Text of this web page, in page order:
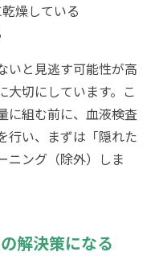
燥している
いと見逃す可能性が高
大切にしています。こ
に組む前に、血液検査
行い、まずは「隠れた
ニング（除外）しま
解決策になる